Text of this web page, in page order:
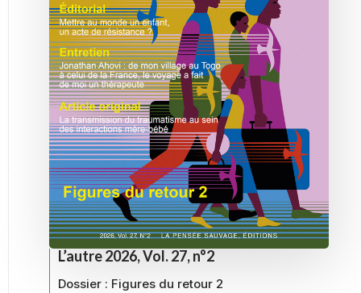
L’autre 2026, Vol. 27, n°2
Dossier : Figures du retour 2